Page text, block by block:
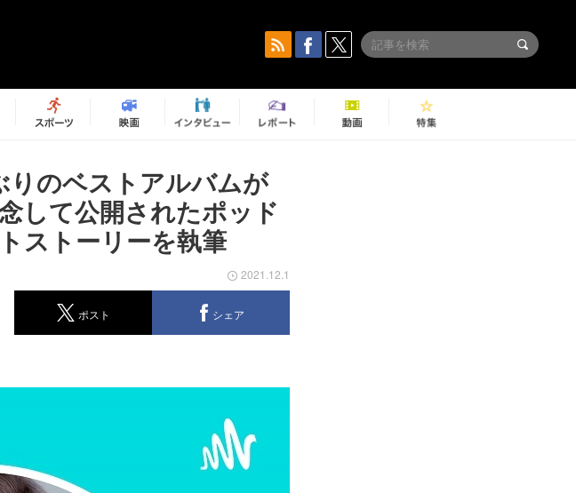
りのベストアルバムが
して公開されたポッド
ストーリーを執筆
2021.12.1
ポスト シェア